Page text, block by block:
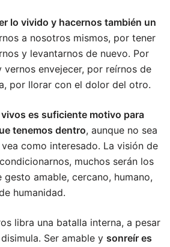
lo vivido y hacernos también un
a nosotros mismos, por tener
y levantarnos de nuevo. Por
vernos envejecer, por reírnos de
por llorar con el dolor del otro.
es suficiente motivo para
tenemos dentro, aunque no sea
como interesado. La visión de
muchos serán los
gesto amable, cercano, humano,
humanidad.
libra una batalla interna, a pesar
Ser amable y sonreír es